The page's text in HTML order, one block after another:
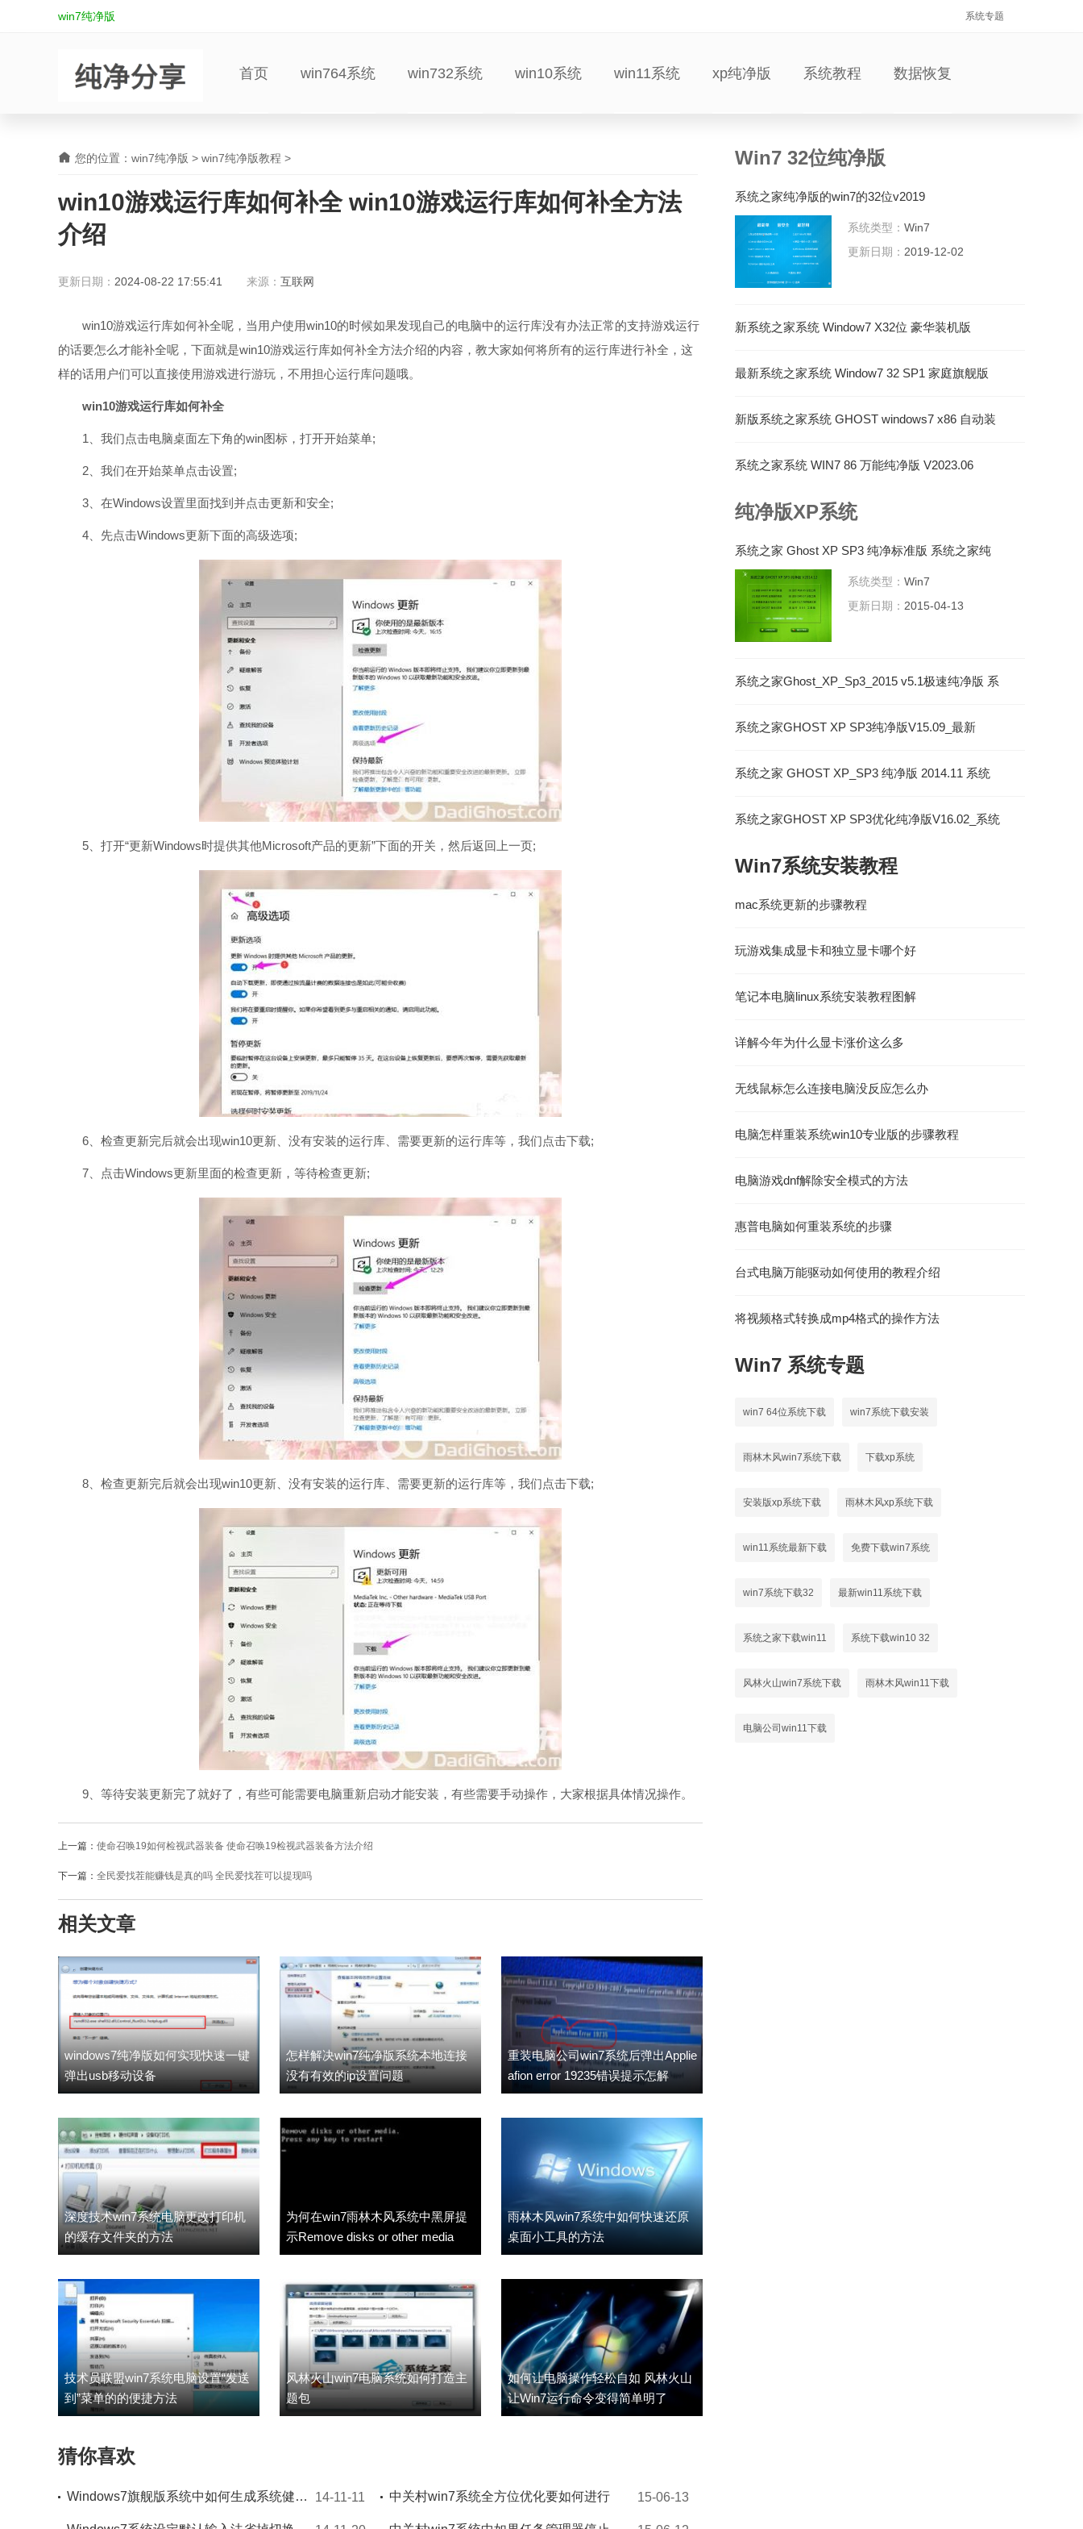
win7纯净版 系统专题
首页 win764系统 win732系统 win10系统 win11系统 xp纯净版 系统教程 数据恢复
您的位置： win7纯净版 > win7纯净版教程 >
win10游戏运行库如何补全 win10游戏运行库如何补全方法
介绍
更新日期： 2024-08-22 17:55:41 来源： 互联网
win10游戏运行库如何补全呢，当用户使用win10的时候如果发现自己的电脑中的运行库没有办法正常的支持游戏运行
的话要怎么才能补全呢，下面就是win10游戏运行库如何补全方法介绍的内容，教大家如何将所有的运行库进行补全，这
样的话用户们可以直接使用游戏进行游玩，不用担心运行库问题哦。
win10游戏运行库如何补全
1、我们点击电脑桌面左下角的win图标，打开开始菜单;
2、我们在开始菜单点击设置;
3、在Windows设置里面找到并点击更新和安全;
4、先点击Windows更新下面的高级选项;
5、打开“更新Windows时提供其他Microsoft产品的更新”下面的开关，然后返回上一页;
6、检查更新完后就会出现win10更新、没有安装的运行库、需要更新的运行库等，我们点击下载;
7、点击Windows更新里面的检查更新，等待检查更新;
8、检查更新完后就会出现win10更新、没有安装的运行库、需要更新的运行库等，我们点击下载;
9、等待安装更新完了就好了，有些可能需要电脑重新启动才能安装，有些需要手动操作，大家根据具体情况操作。
上一篇： 使命召唤19如何检视武器装备 使命召唤19检视武器装备方法介绍
下一篇： 全民爱找茬能赚钱是真的吗 全民爱找茬可以提现吗
相关文章
windows7纯净版如何实现快速一键
弹出usb移动设备
怎样解决win7纯净版系统本地连接
没有有效的ip设置问题
重装电脑公司win7系统后弹出Applie
afion error 19235错误提示怎解
深度技术win7系统电脑更改打印机
的缓存文件夹的方法
为何在win7雨林木风系统中黑屏提
示Remove disks or other media
雨林木风win7系统中如何快速还原
桌面小工具的方法
技术员联盟win7系统电脑设置“发送
到”菜单的的便捷方法
风林火山win7电脑系统如何打造主
题包
如何让电脑操作轻松自如 风林火山
让Win7运行命令变得简单明了
猜你喜欢
Windows7旗舰版系统中如何生成系统健康报告的妙招传授 14-11-11 中关村win7系统全方位优化要如何进行 15-06-13
Win7 32位纯净版
系统之家纯净版的win7的32位v2019
系统类型： Win7
更新日期： 2019-12-02
新系统之家系统 Window7 X32位 豪华装机版
最新系统之家系统 Window7 32 SP1 家庭旗舰版
新版系统之家系统 GHOST windows7 x86 自动装
系统之家系统 WIN7 86 万能纯净版 V2023.06
纯净版XP系统
系统之家 Ghost XP SP3 纯净标准版 系统之家纯
系统类型： Win7
更新日期： 2015-04-13
系统之家Ghost_XP_Sp3_2015 v5.1极速纯净版 系
系统之家GHOST XP SP3纯净版V15.09_最新
系统之家 GHOST XP_SP3 纯净版 2014.11 系统
系统之家GHOST XP SP3优化纯净版V16.02_系统
Win7系统安装教程
mac系统更新的步骤教程
玩游戏集成显卡和独立显卡哪个好
笔记本电脑linux系统安装教程图解
详解今年为什么显卡涨价这么多
无线鼠标怎么连接电脑没反应怎么办
电脑怎样重装系统win10专业版的步骤教程
电脑游戏dnf解除安全模式的方法
惠普电脑如何重装系统的步骤
台式电脑万能驱动如何使用的教程介绍
将视频格式转换成mp4格式的操作方法
Win7 系统专题
win7 64位系统下载 win7系统下载安装
雨林木风win7系统下载 下载xp系统
安装版xp系统下载 雨林木风xp系统下载
win11系统最新下载 免费下载win7系统
win7系统下载32 最新win11系统下载
系统之家下载win11 系统下载win10 32
风林火山win7系统下载 雨林木风win11下载
电脑公司win11下载